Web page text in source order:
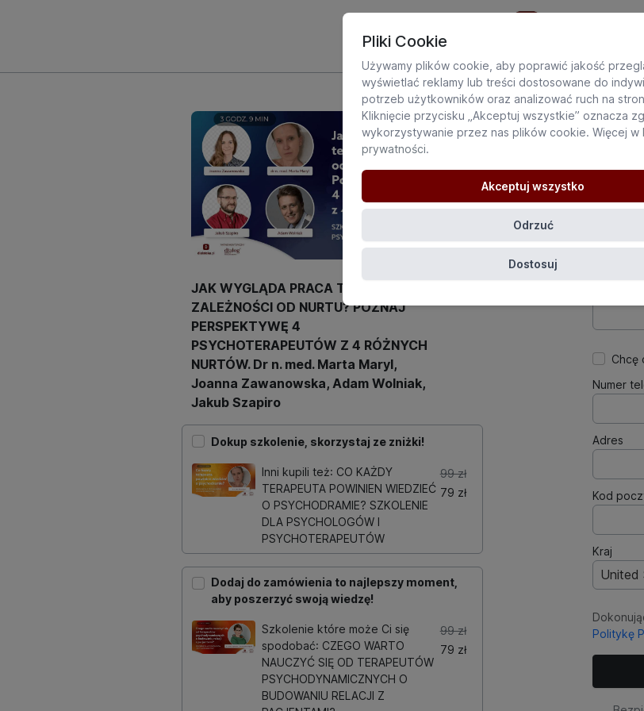
JAK WYGLĄDA PRACA TERAPEUTY W
ZALEŻNOŚCI OD NURTU? POZNAJ
PERSPEKTYWĘ 4
PSYCHOTERAPEUTÓW Z 4 RÓŻNYCH
NURTÓW. Dr n. med. Marta Maryl,
Joanna Zawanowska, Adam Wolniak,
Jakub Szapiro
Dokup szkolenie, skorzystaj ze zniżki!
Inni kupili też: CO KAŻDY
TERAPEUTA POWINIEN WIEDZIEĆ
O PSYCHODRAMIE? SZKOLENIE
DLA PSYCHOLOGÓW I
PSYCHOTERAPEUTÓW
99 zł
79 zł
Dodaj do zamówienia to najlepszy moment,
aby poszerzyć swoją wiedzę!
Szkolenie które może Ci się
spodobać: CZEGO WARTO
NAUCZYĆ SIĘ OD TERAPEUTÓW
PSYCHODYNAMICZNYCH O
BUDOWANIU RELACJI Z
99 zł
79 zł
Dane
Chcę
Numer
Adres
Kod
Kraj
United
Politykę
Pliki Cookie
Używamy plików cookie, aby poprawić jakość
wyświetlać reklamy lub treści dostosowane do
potrzeb użytkowników oraz analizować ruch na
Kliknięcie przycisku „Akceptuj wszystkie” oznacza
wykorzystywanie przez nas plików cookie. Więcej w
prywatności.
Akceptuj wszystko
Odrzuć
Dostosuj